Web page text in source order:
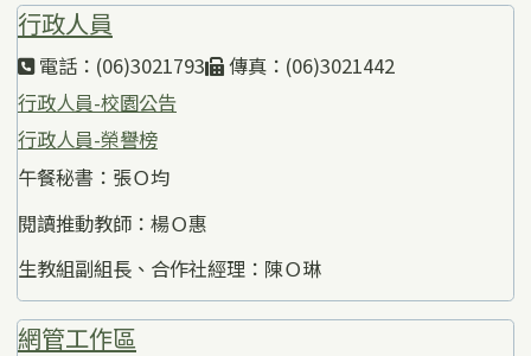
行政人員
電話：(06)3021793
傳真：(06)3021442
行政人員-校園公告
行政人員-榮譽榜
午餐秘書：張Ｏ均
閱讀推動教師：楊Ｏ惠
生教組副組長、合作社經理：陳Ｏ琳
網管工作區